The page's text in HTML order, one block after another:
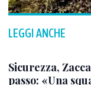
LEGGI ANCHE
Sicurezza,
passo: «Una